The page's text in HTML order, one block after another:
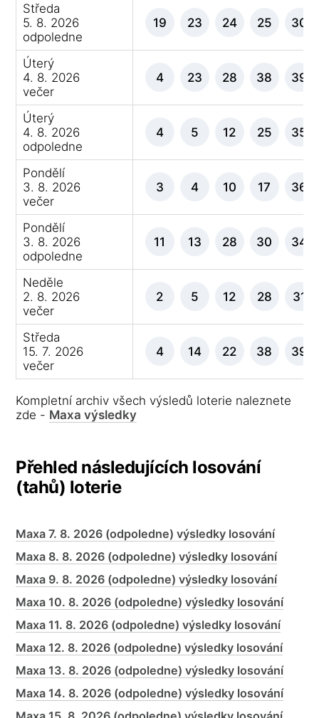
Středa
5. 8. 2026
odpoledne
19 23 24 25 30
Úterý
4. 8. 2026
večer
4 23 28 38 39
Úterý
4. 8. 2026
odpoledne
4 5 12 25 35
Pondělí
3. 8. 2026
večer
3 4 10 17 36
Pondělí
3. 8. 2026
odpoledne
11 13 28 30 34
Neděle
2. 8. 2026
večer
2 5 12 28 31
Středa
15. 7. 2026
večer
4 14 22 38 39
Kompletní archiv všech výsledů loterie naleznete
zde - Maxa výsledky
Přehled následujících losování
(tahů) loterie
Maxa 7. 8. 2026 (odpoledne) výsledky losování
Maxa 8. 8. 2026 (odpoledne) výsledky losování
Maxa 9. 8. 2026 (odpoledne) výsledky losování
Maxa 10. 8. 2026 (odpoledne) výsledky losování
Maxa 11. 8. 2026 (odpoledne) výsledky losování
Maxa 12. 8. 2026 (odpoledne) výsledky losování
Maxa 13. 8. 2026 (odpoledne) výsledky losování
Maxa 14. 8. 2026 (odpoledne) výsledky losování